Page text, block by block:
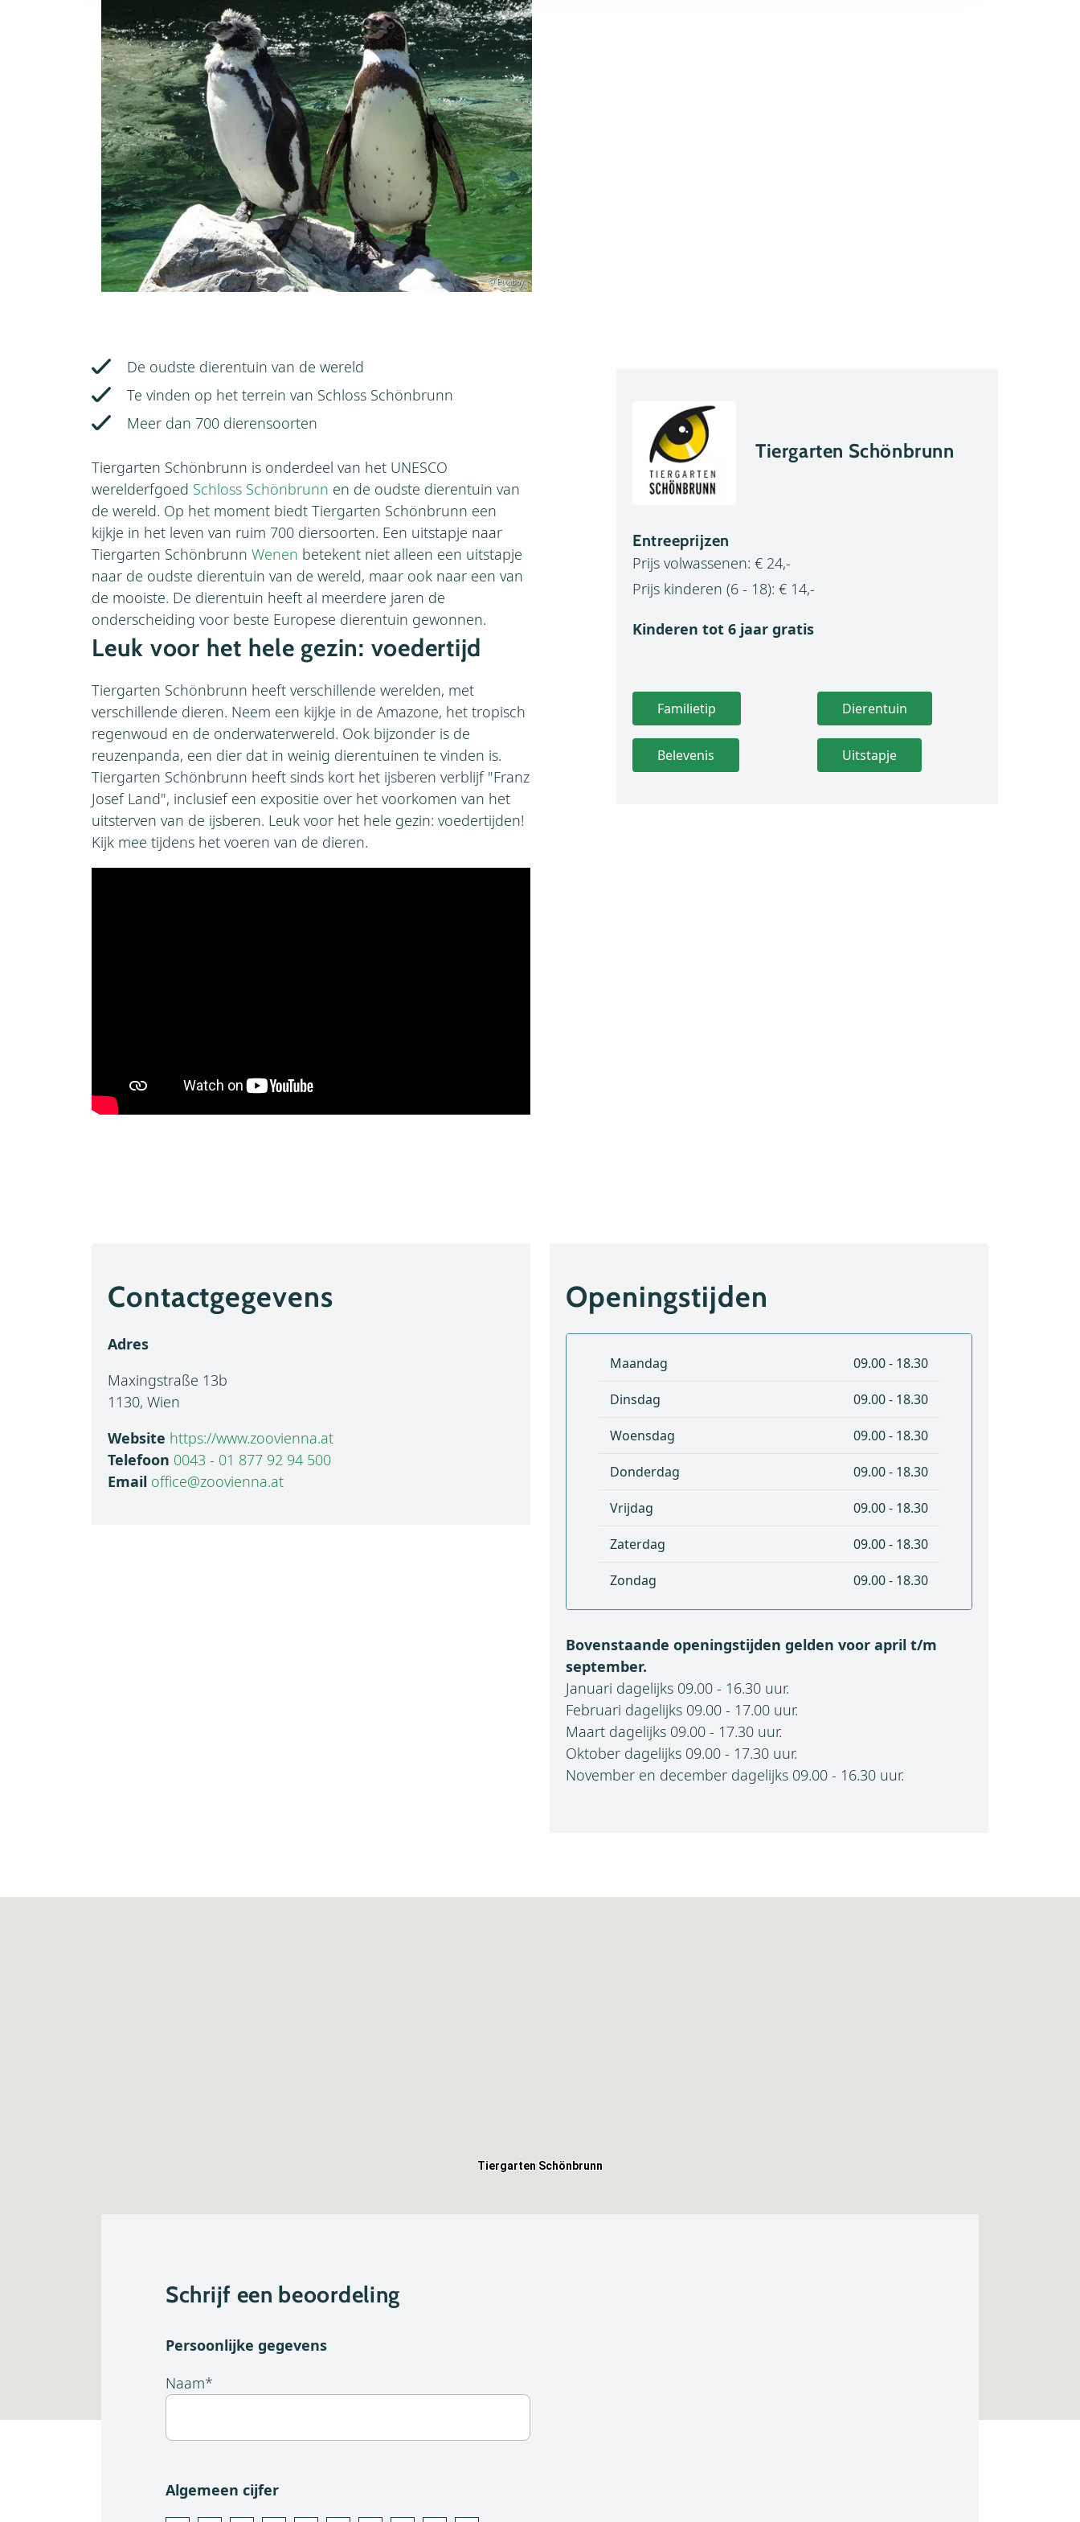
© Pixabay
De oudste dierentuin van de wereld
Te vinden op het terrein van Schloss Schönbrunn
Meer dan 700 dierensoorten
Tiergarten Schönbrunn is onderdeel van het UNESCO
werelderfgoed Schloss Schönbrunn en de oudste dierentuin van
de wereld. Op het moment biedt Tiergarten Schönbrunn een
kijkje in het leven van ruim 700 diersoorten. Een uitstapje naar
Tiergarten Schönbrunn Wenen betekent niet alleen een uitstapje
naar de oudste dierentuin van de wereld, maar ook naar een van
de mooiste. De dierentuin heeft al meerdere jaren de
onderscheiding voor beste Europese dierentuin gewonnen.
Leuk voor het hele gezin: voedertijd
Tiergarten Schönbrunn heeft verschillende werelden, met
verschillende dieren. Neem een kijkje in de Amazone, het tropisch
regenwoud en de onderwaterwereld. Ook bijzonder is de
reuzenpanda, een dier dat in weinig dierentuinen te vinden is.
Tiergarten Schönbrunn heeft sinds kort het ijsberen verblijf "Franz
Josef Land", inclusief een expositie over het voorkomen van het
uitsterven van de ijsberen. Leuk voor het hele gezin: voedertijden!
Kijk mee tijdens het voeren van de dieren.
Tiergarten Schönbrunn
Entreeprijzen
Prijs volwassenen: € 24,-
Prijs kinderen (6 - 18): € 14,-
Kinderen tot 6 jaar gratis
Familietip Dierentuin
Belevenis Uitstapje
Contactgegevens
Adres
Maxingstraße 13b
1130, Wien
Website https://www.zoovienna.at
Telefoon 0043 - 01 877 92 94 500
Email office@zoovienna.at
Openingstijden
Maandag 09.00 - 18.30
Dinsdag 09.00 - 18.30
Woensdag 09.00 - 18.30
Donderdag 09.00 - 18.30
Vrijdag 09.00 - 18.30
Zaterdag 09.00 - 18.30
Zondag 09.00 - 18.30
Bovenstaande openingstijden gelden voor april t/m
september.
Januari dagelijks 09.00 - 16.30 uur.
Februari dagelijks 09.00 - 17.00 uur.
Maart dagelijks 09.00 - 17.30 uur.
Oktober dagelijks 09.00 - 17.30 uur.
November en december dagelijks 09.00 - 16.30 uur.
Tiergarten Schönbrunn
Schrijf een beoordeling
Persoonlijke gegevens
Naam*
Algemeen cijfer